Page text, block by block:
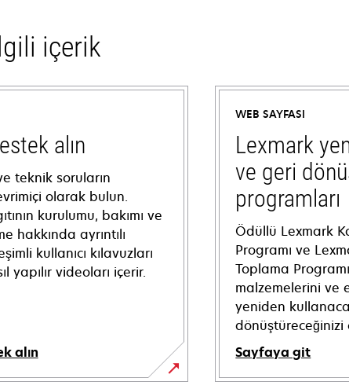
içerik
alın
teknik soruların
olarak bulun.
kurulumu, bakımı ve
hakkında ayrıntılı
kullanıcı kılavuzları
yapılır videoları içerir.
alın
WEB SAYFASI
Lexmark
ve geri
programları
Ödüllü Lexmark
Programı ve
Toplama
malzemelerini ve
yeniden
dönüştüreceğinizi
Sayfaya git